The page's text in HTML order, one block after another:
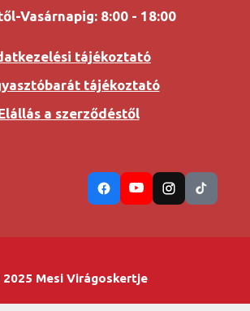
Vasárnapig: 8:00 - 18:00
tájékoztató
tájékoztató
a szerződéstől
Mesi Virágoskertje